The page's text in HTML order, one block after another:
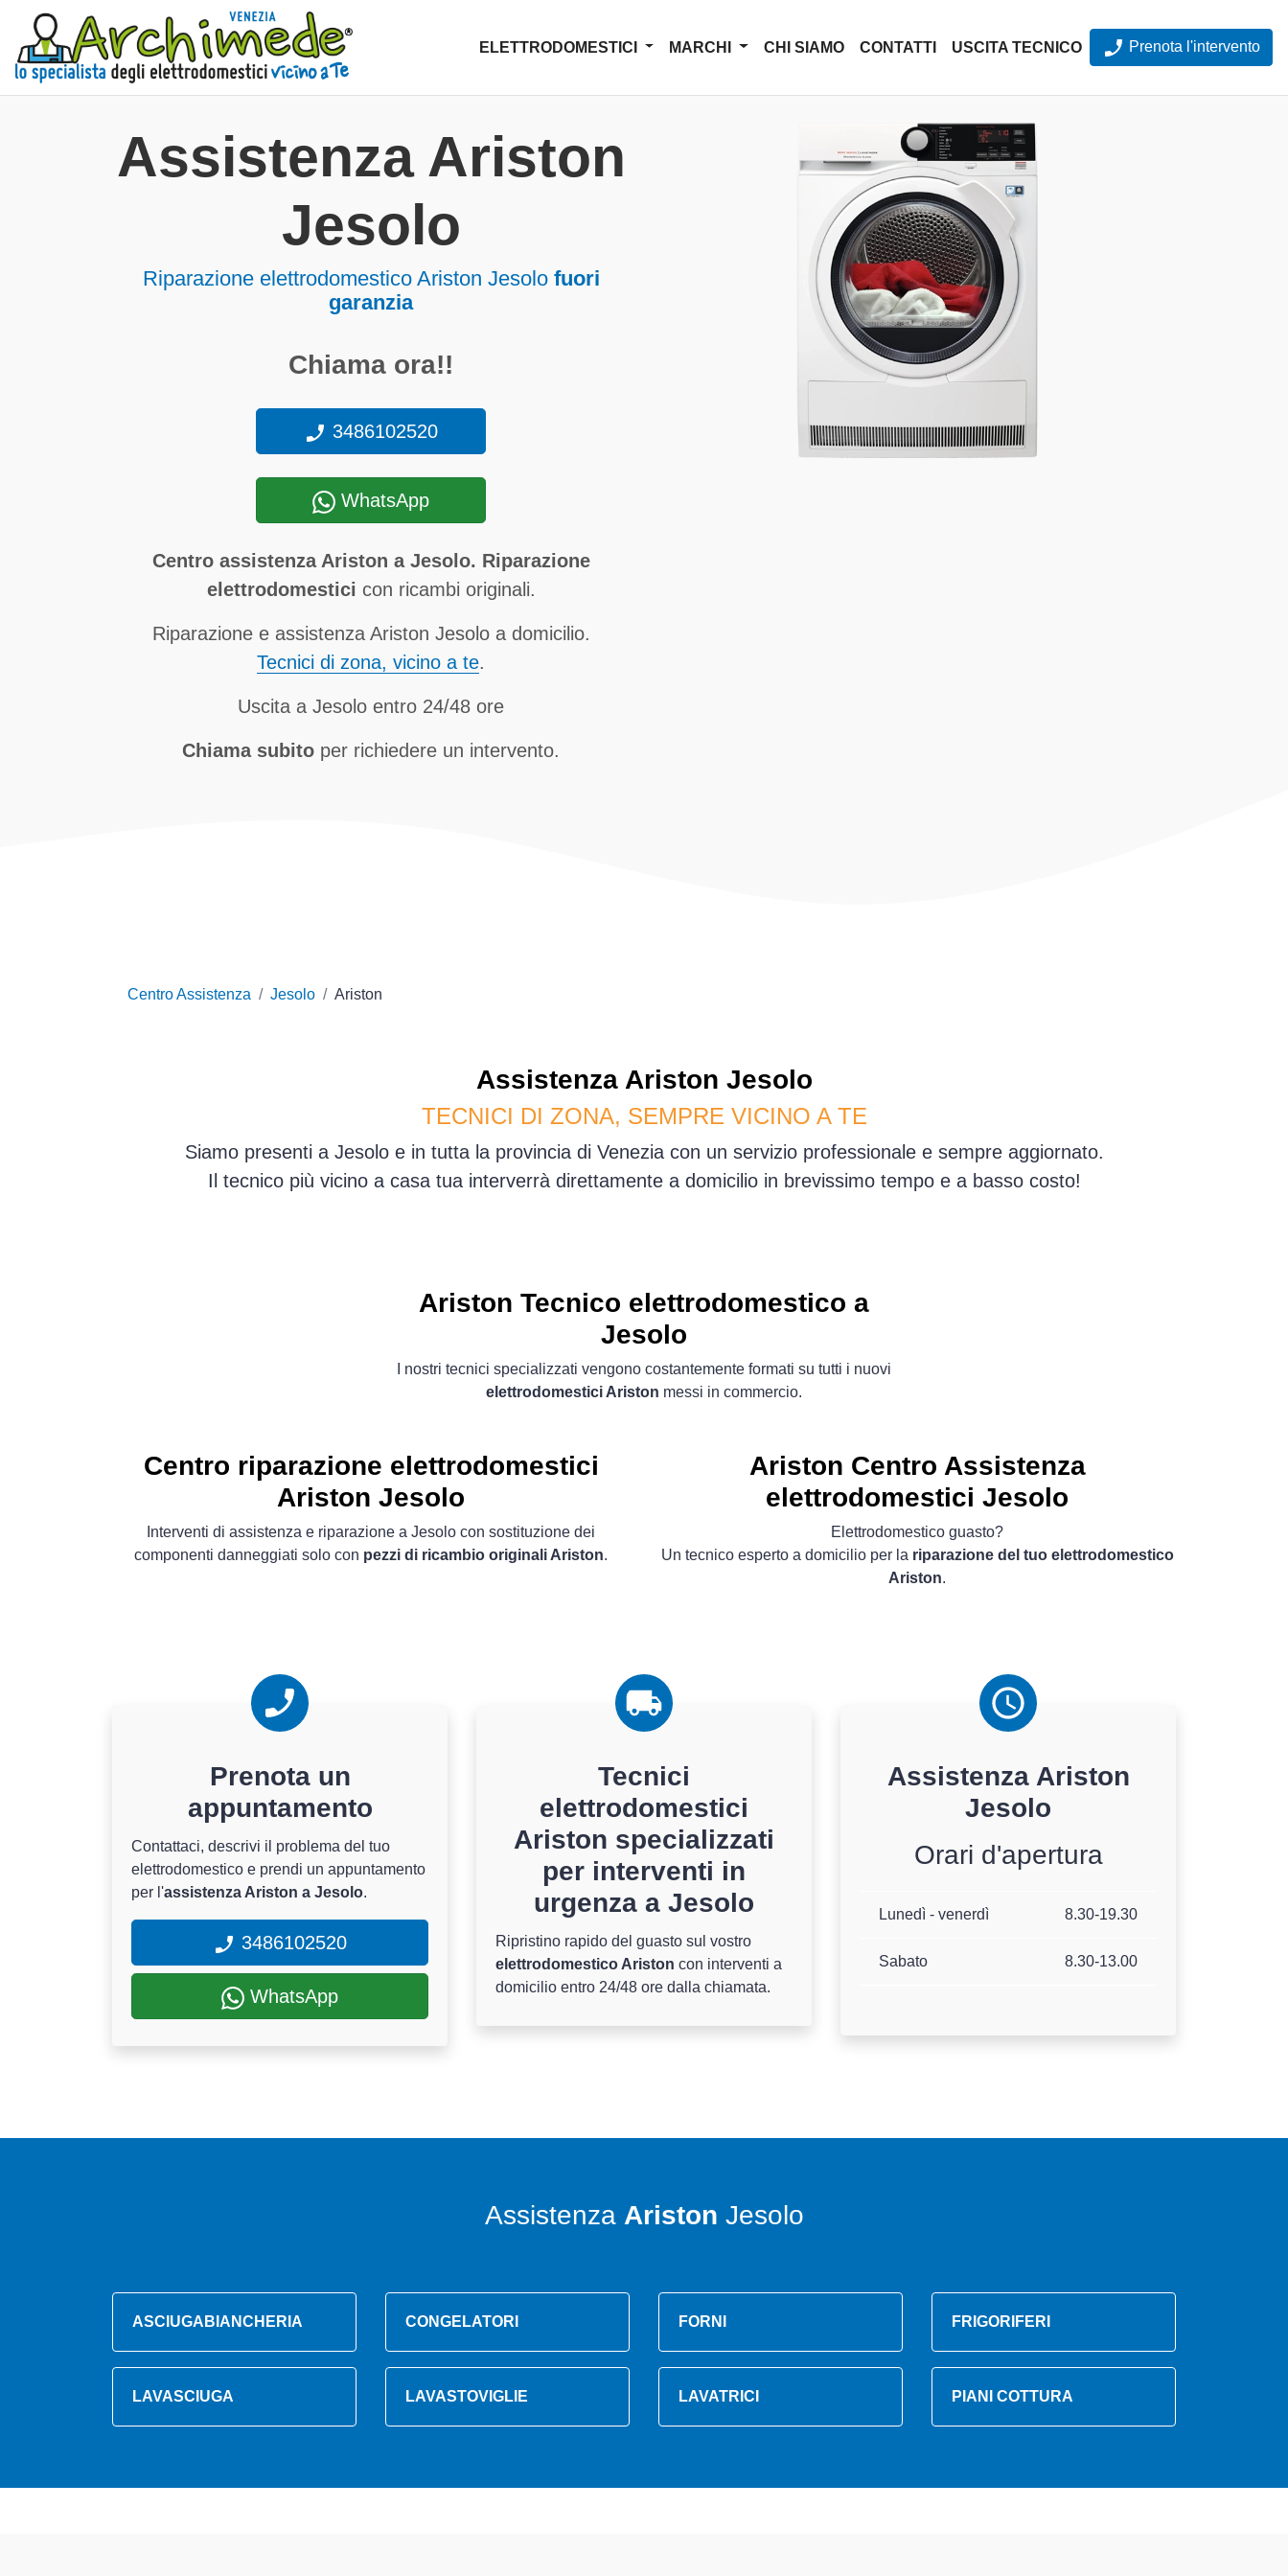
ELETTRODOMESTICI MARCHI CHI SIAMO CONTATTI USCITA TECNICO Prenota l'intervento
Assistenza Ariston
Jesolo
Riparazione elettrodomestico Ariston Jesolo fuori
garanzia
Chiama ora!!
3486102520
WhatsApp
Centro assistenza Ariston a Jesolo. Riparazione
elettrodomestici con ricambi originali.
Riparazione e assistenza Ariston Jesolo a domicilio.
Tecnici di zona, vicino a te.
Uscita a Jesolo entro 24/48 ore
Chiama subito per richiedere un intervento.
Centro Assistenza Jesolo Ariston
Assistenza Ariston Jesolo
TECNICI DI ZONA, SEMPRE VICINO A TE
Siamo presenti a Jesolo e in tutta la provincia di Venezia con un servizio professionale e sempre aggiornato.
Il tecnico più vicino a casa tua interverrà direttamente a domicilio in brevissimo tempo e a basso costo!
Ariston Tecnico elettrodomestico a
Jesolo
I nostri tecnici specializzati vengono costantemente formati su tutti i nuovi
elettrodomestici Ariston messi in commercio.
Centro riparazione elettrodomestici
Ariston Jesolo
Interventi di assistenza e riparazione a Jesolo con sostituzione dei
componenti danneggiati solo con pezzi di ricambio originali Ariston.
Ariston Centro Assistenza
elettrodomestici Jesolo
Elettrodomestico guasto?
Un tecnico esperto a domicilio per la riparazione del tuo elettrodomestico
Ariston.
Prenota un
appuntamento
Contattaci, descrivi il problema del tuo
elettrodomestico e prendi un appuntamento
per l'assistenza Ariston a Jesolo.
3486102520
WhatsApp
Tecnici
elettrodomestici
Ariston specializzati
per interventi in
urgenza a Jesolo
Ripristino rapido del guasto sul vostro
elettrodomestico Ariston con interventi a
domicilio entro 24/48 ore dalla chiamata.
Assistenza Ariston
Jesolo
Orari d'apertura
Lunedì - venerdì 8.30-19.30
Sabato 8.30-13.00
Assistenza Ariston Jesolo
ASCIUGABIANCHERIA CONGELATORI FORNI FRIGORIFERI
LAVASCIUGA LAVASTOVIGLIE LAVATRICI PIANI COTTURA